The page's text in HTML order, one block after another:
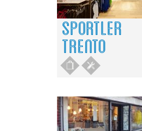
SPORTLER
TRENTO